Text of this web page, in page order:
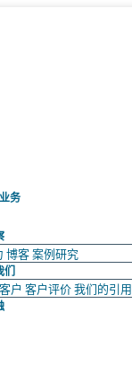
务
博客案例研究
们
户 客户评价我们的引用